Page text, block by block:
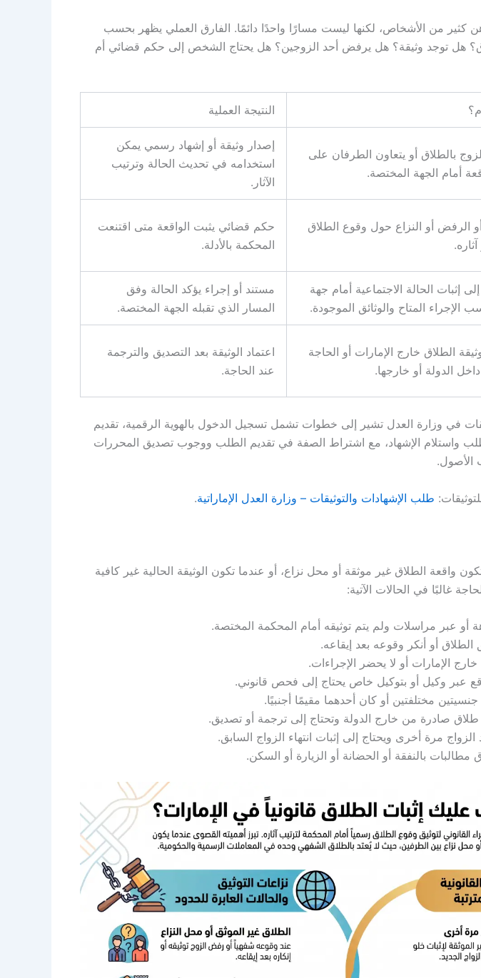
من الأشخاص، لكنها ليست مسارًا واحدًا دائمًا. الفارق العملي يظهر بحسب
هل توجد وثيقة؟ هل يرفض أحد الزوجين؟ هل يحتاج الشخص إلى حكم قضائي أم
النتيجة العملية
بالطلاق أو يتعاون الطرفان على
أمام الجهة المختصة.
إصدار وثيقة أو إشهاد رسمي يمكن
استخدامه في تحديث الحالة وترتيب
الآثار .
أو الرفض أو النزاع حول وقوع الطلاق
.
حكم قضائي يثبت الواقعة متى اقتنعت
المحكمة بالأدلة.
إثبات الحالة الاجتماعية أمام جهة
الإجراء المتاح والوثائق الموجودة.
مستند أو إجراء يؤكد الحالة وفق
المسار الذي تقبله الجهة المختصة.
الطلاق خارج الإمارات أو الحاجة
الدولة أو خارجها.
اعتماد الوثيقة بعد التصديق والترجمة
عند الحاجة.
في وزارة العدل تشير إلى خطوات تشمل تسجيل الدخول بالهوية الرقمية، تقديم
واستلام الإشهاد، مع اشتراط الصفة في تقديم الطلب ووجوب تصديق المحررات
الأصول.
: طلب الإشهادات والتوثيقات – وزارة العدل الإماراتية.
واقعة الطلاق غير موثقة أو محل نزاع، أو عندما تكون الوثيقة الحالية غير كافية
غالبًا في الحالات الآتية:
أو عبر مراسلات ولم يتم توثيقه أمام المحكمة المختصة.
أو أنكر وقوعه بعد إيقاعه.
الإمارات أو لا يحضر الإجراءات.
عبر وكيل أو بتوكيل خاص يحتاج إلى فحص قانوني.
مختلفتين أو كان أحدهما مقيمًا أجنبيًا.
طلاق صادرة من خارج الدولة وتحتاج إلى ترجمة أو تصديق.
مرة أخرى ويحتاج إلى إثبات انتهاء الزواج السابق.
مطالبات بالنفقة أو الحضانة أو الزيارة أو السكن.